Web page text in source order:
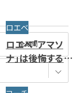
全期間
抽選方法を解説
ロエベ
ロエベ「アマソ
ナ」は後悔するほ
どダサい？使い
勝手やサイズ・人